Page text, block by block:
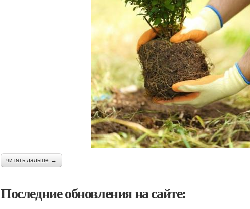
читать дальше →
Последние обновления на сайте: